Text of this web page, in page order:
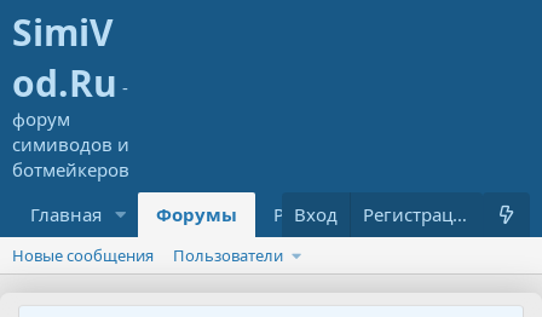
Главная Форумы Ресурсы Что нового?
Вход Регистрация
Новые сообщения Пользователи